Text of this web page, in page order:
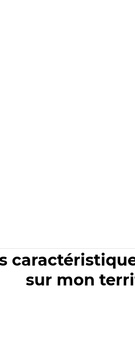
sur mon